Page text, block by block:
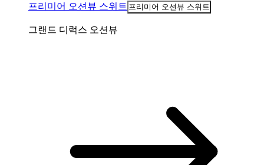
프리미어 오션뷰 스위트 프리미어 오션뷰 스위트
그랜드 디럭스 오션뷰